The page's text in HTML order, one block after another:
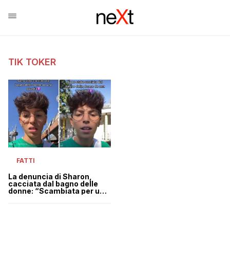
TIK TOKER
FATTI
La denuncia di Sharon,
cacciata dal bagno delle
donne: “Scambiata per un